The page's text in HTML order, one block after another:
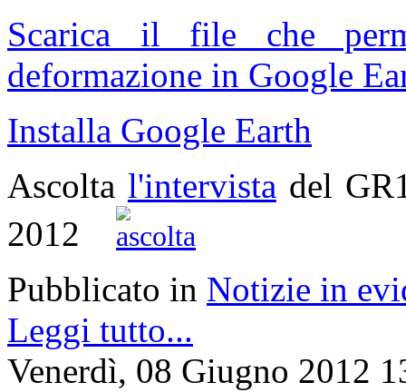
Scarica il file che
deformazione in Google
Installa Google Earth
Ascolta l'intervista del
2012
Pubblicato in Notizie in
Leggi tutto...
Venerdì, 08 Giugno 2012